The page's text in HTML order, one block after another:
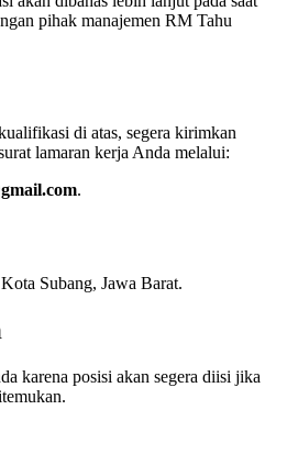
pihak manajemen RM Tahu
di atas, segera kirimkan
lamaran kerja Anda melalui:
.
Subang, Jawa Barat.
karena posisi akan segera diisi jika